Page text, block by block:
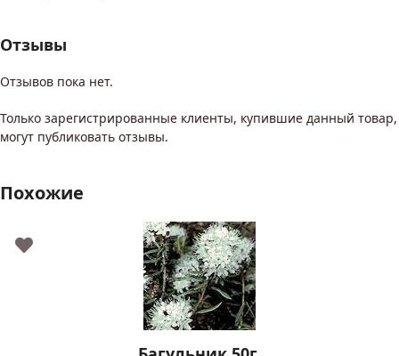
Отзывы
Отзывов пока нет.
Только зарегистрированные клиенты, купившие данный товар,
могут публиковать отзывы.
Похожие